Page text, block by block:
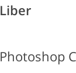
Liber
Photoshop